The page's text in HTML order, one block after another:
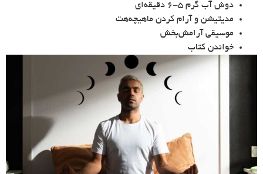
دوش آب گرم ۵-۶ دقیقه‌ای
مدیتیشن و آرام کردن ماهیچه‌هت
موسیقی آرامش‌بخش
خواندن کتاب